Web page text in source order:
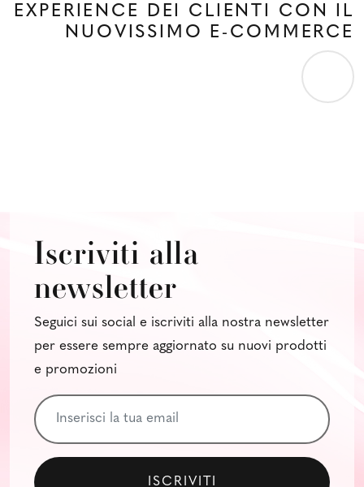
EXPERIENCE DEI CLIENTI CON IL
NUOVISSIMO E-COMMERCE
Iscriviti alla
newsletter
Seguici sui social e iscriviti alla nostra newsletter
per essere sempre aggiornato su nuovi prodotti
e promozioni